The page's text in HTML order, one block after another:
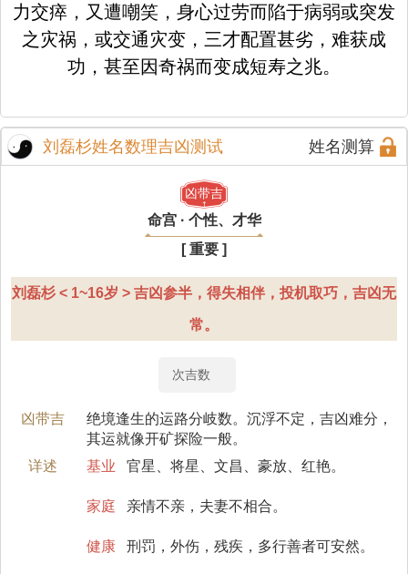
力交瘁，又遭嘲笑，身心过劳而陷于病弱或突发
之灾祸，或交通灾变，三才配置甚劣，难获成
功，甚至因奇祸而变成短寿之兆。
刘磊杉姓名数理吉凶测试 姓名测算
凶带吉
命宫 · 个性、才华
[ 重要 ]
刘磊杉 < 1~16岁 > 吉凶参半，得失相伴，投机取巧，吉凶无
常。
次吉数
凶带吉
绝境逢生的运路分岐数。沉浮不定，吉凶难分，
其运就像开矿探险一般。
详述
基业 官星、将星、文昌、豪放、红艳。
家庭 亲情不亲，夫妻不相合。
健康 刑罚，外伤，残疾，多行善者可安然。